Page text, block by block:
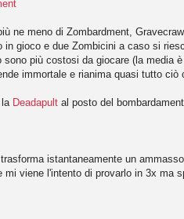
ne meno di Zombardment,
in gioco e due Zombicini a caso si
sono più costosi da giocare (la media
immortale e rianima quasi tutto
la Deadapult al posto del
trasforma istantaneamente un
mi viene l'intento di provarlo in 3x ma